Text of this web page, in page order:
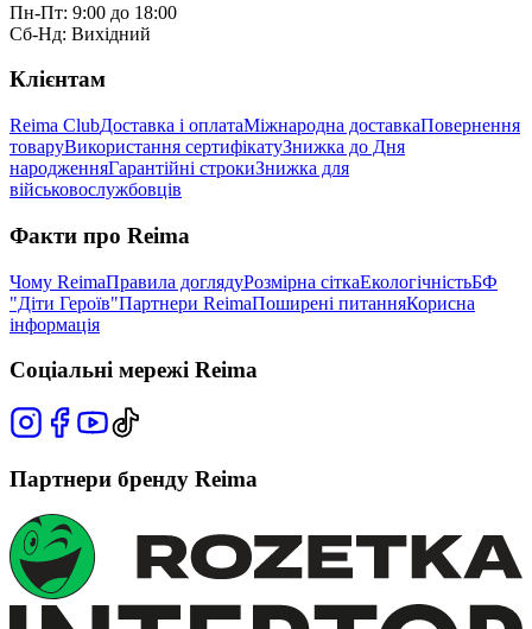
Пн-Пт: 9:00 до 18:00
Сб-Нд: Вихідний
Клієнтам
Reima ClubДоставка і оплатаМіжнародна доставкаПовернення
товаруВикористання сертифікатуЗнижка до Дня
народженняГарантійні строкиЗнижка для
військовослужбовців
Факти про Reima
Чому ReimaПравила доглядуРозмірна сіткаЕкологічністьБФ
"Діти Героїв"Партнери ReimaПоширені питанняКорисна
інформація
Соціальні мережі Reima
Партнери бренду Reima